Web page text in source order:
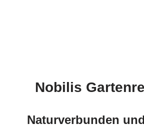
Nobilis
Naturverbunden